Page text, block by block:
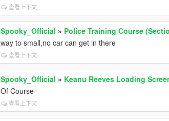
查看上下文
Spooky_Official » Police Training Course
way to small,no car can get in there
查看上下文
Spooky_Official » Keanu Reeves Loading
Of Course
查看上下文